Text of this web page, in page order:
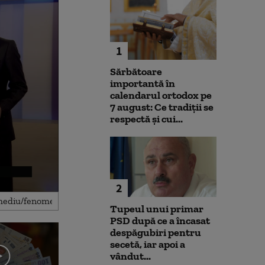
1
Sărbătoare
importantă în
calendarul ortodox pe
7 august: Ce tradiții se
respectă și cui...
2
Tupeul unui primar
PSD după ce a încasat
despăgubiri pentru
secetă, iar apoi a
vândut...